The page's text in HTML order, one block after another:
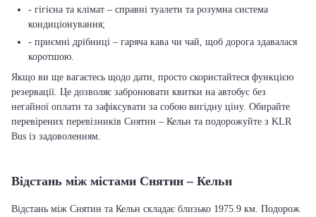
- гігієна та клімат – справні туалети та розумна система
кондиціонування;
- приємні дрібниці – гаряча кава чи чай, щоб дорога здавалася
коротшою.
Якщо ви ще вагаєтесь щодо дати, просто скористайтеся функцією
резервації. Це дозволяє забронювати квитки на автобус без
негайної оплати та зафіксувати за собою вигідну ціну. Обирайте
перевірених перевізників Снятин – Кельн та подорожуйте з KLR
Bus із задоволенням.
Відстань між містами Снятин – Кельн
Відстань між Снятин та Кельн складає близько 1975.9 км. Подорож